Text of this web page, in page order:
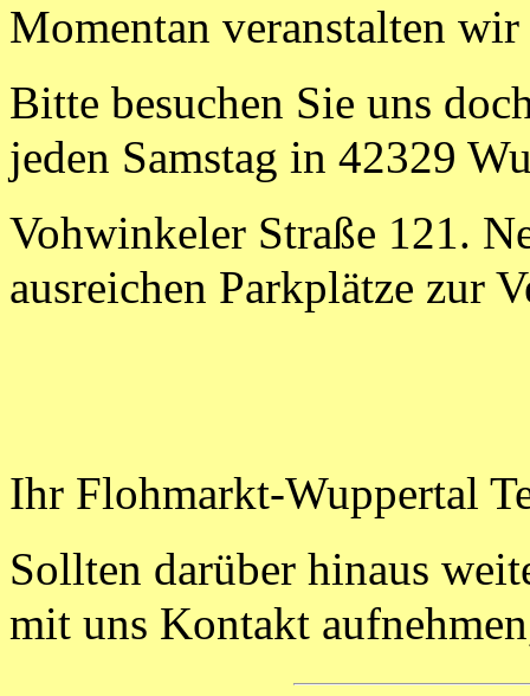
Momentan veranstalten
Bitte besuchen Sie uns
jeden Samstag in 42329
Vohwinkeler Straße 121.
ausreichen Parkplätze zur
Ihr Flohmarkt-Wuppertal
Sollten darüber hinaus
mit uns Kontakt